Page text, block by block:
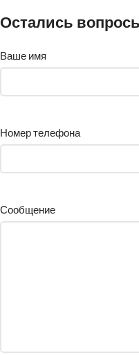
Остались
Ваше имя
Номер телефона
Сообщение